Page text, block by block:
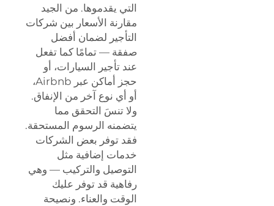
التي يقدموها. من الجيد
مقارنة الأسعار بين شركات
التأجير لضمان أفضل
صفقة — تمامًا كما تفعل
عند تأجير السيارات، أو
حجز أماكن عبر Airbnb،
أو أي نوع آخر من الإنفاق.
ولا تنسَ التحقق مما
يتضمنه الرسوم المستحقة.
فقد توفر بعض الشركات
خدمات إضافية مثل
التوصيل والتركيب — وهي
رفاهية قد توفر عليك
الوقت والعناء. ونصيحة